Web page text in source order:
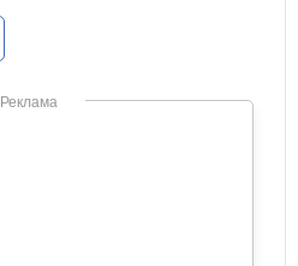
Реклама